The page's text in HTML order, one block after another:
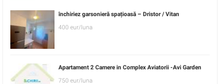
închiriez garsonieră spațioasă – Dristor / Vitan
400 eur/luna
Apartament 2 Camere in Complex Aviatorii -Avi Garden
750 eur/luna